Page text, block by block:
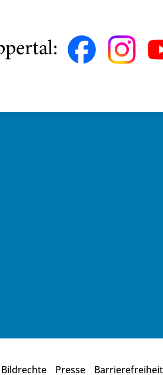
Bildrechte Presse Barrierefreiheit